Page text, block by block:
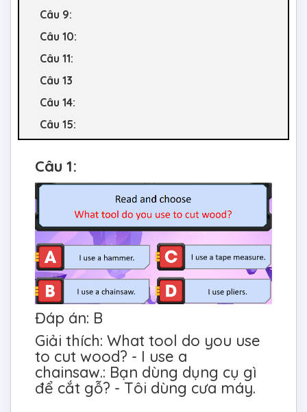
Câu 9:
Câu 10:
Câu 11:
Câu 13
Câu 14:
Câu 15:
Câu 1:
Đáp án: B
Giải thích: What tool do you use
to cut wood? - I use a
chainsaw.: Bạn dùng dụng cụ gì
để cắt gỗ? - Tôi dùng cưa máy.